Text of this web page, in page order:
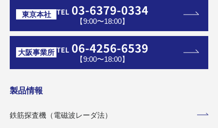
東京本社 TEL 03-6379-0334
【9:00〜18:00】
大阪事業所 TEL 06-4256-6539
【9:00〜18:00】
製品情報
鉄筋探査機（電磁波レーダ法）